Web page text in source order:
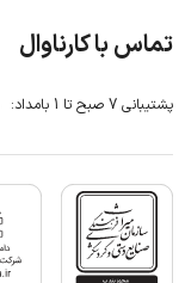
تماس با کارناوال
پشتیبانی 7 صبح تا 1 بامداد: